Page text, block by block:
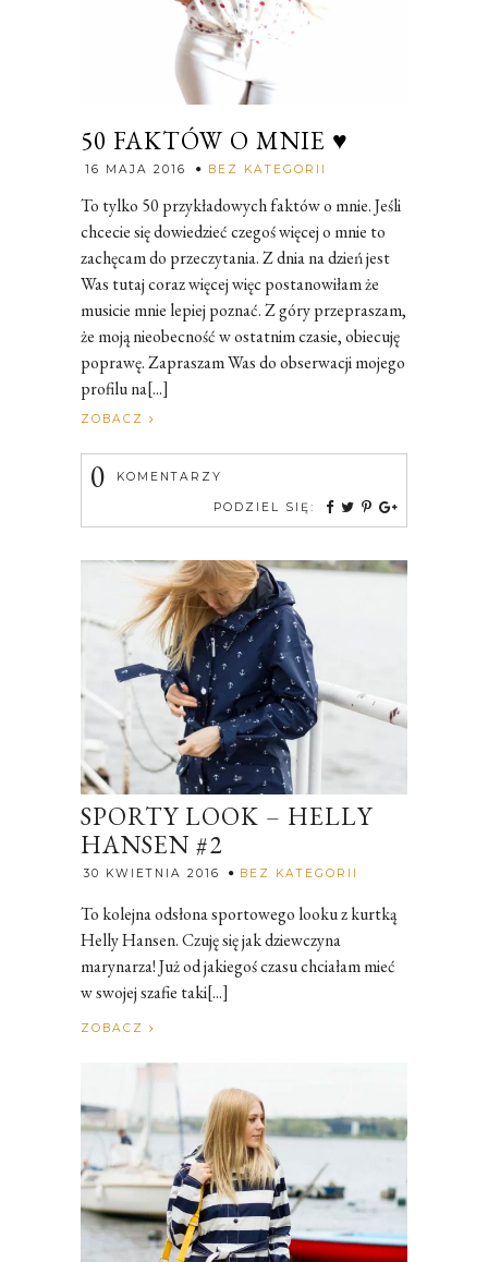
50 FAKTÓW O MNIE ♥
16 MAJA 2016 BEZ KATEGORII
To tylko 50 przykładowych faktów o mnie. Jeśli
chcecie się dowiedzieć czegoś więcej o mnie to
zachęcam do przeczytania. Z dnia na dzień jest
Was tutaj coraz więcej więc postanowiłam że
musicie mnie lepiej poznać. Z góry przepraszam,
że moją nieobecność w ostatnim czasie, obiecuję
poprawę. Zapraszam Was do obserwacji mojego
profilu na[...]
ZOBACZ
0 KOMENTARZY
PODZIEL SIĘ:
SPORTY LOOK – HELLY
HANSEN #2
30 KWIETNIA 2016 BEZ KATEGORII
To kolejna odsłona sportowego looku z kurtką
Helly Hansen. Czuję się jak dziewczyna
marynarza! Już od jakiegoś czasu chciałam mieć
w swojej szafie taki[...]
ZOBACZ